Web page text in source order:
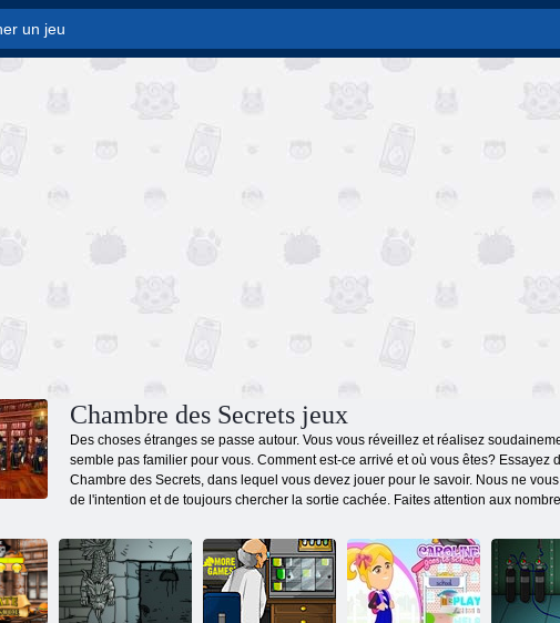
Chambre des Secrets jeux
Des choses étranges se passe autour. Vous vous réveillez et réalisez
semble pas familier pour vous. Comment est-ce arrivé et où vous êtes?
Chambre des Secrets, dans lequel vous devez jouer pour le savoir. Nous ne
de l'intention et de toujours chercher la sortie cachée. Faites attention aux